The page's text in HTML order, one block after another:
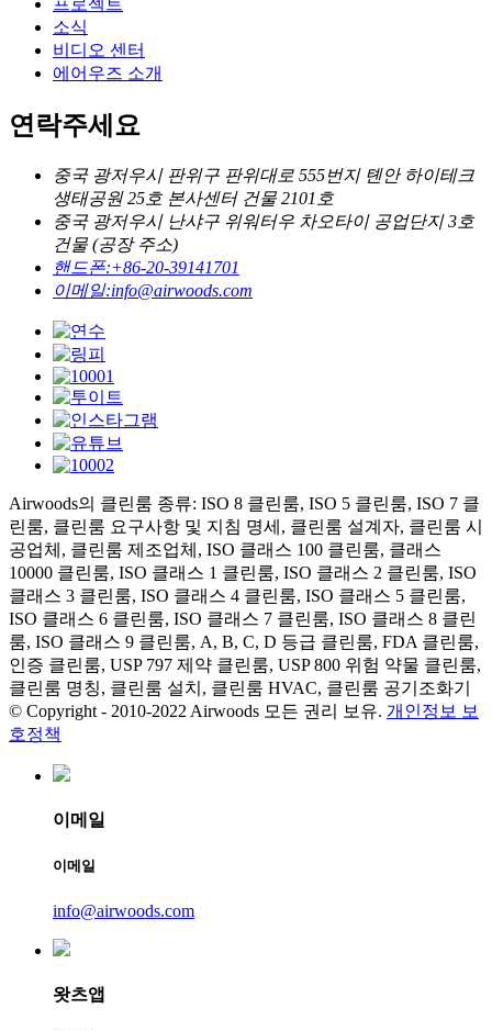
프로젝트
소식
비디오 센터
에어우즈 소개
연락주세요
중국 광저우시 판위구 판위대로 555번지 톈안 하이테크
생태공원 25호 본사센터 건물 2101호
중국 광저우시 난샤구 위워터우 차오타이 공업단지 3호
건물 (공장 주소)
핸드폰:+86-20-39141701
이메일:info@airwoods.com
Airwoods의 클린룸 종류: ISO 8 클린룸, ISO 5 클린룸, ISO 7 클
린룸, 클린룸 요구사항 및 지침 명세, 클린룸 설계자, 클린룸 시
공업체, 클린룸 제조업체, ISO 클래스 100 클린룸, 클래스
10000 클린룸, ISO 클래스 1 클린룸, ISO 클래스 2 클린룸, ISO
클래스 3 클린룸, ISO 클래스 4 클린룸, ISO 클래스 5 클린룸,
ISO 클래스 6 클린룸, ISO 클래스 7 클린룸, ISO 클래스 8 클린
룸, ISO 클래스 9 클린룸, A, B, C, D 등급 클린룸, FDA 클린룸,
인증 클린룸, USP 797 제약 클린룸, USP 800 위험 약물 클린룸,
클린룸 명칭, 클린룸 설치, 클린룸 HVAC, 클린룸 공기조화기
© Copyright - 2010-2022 Airwoods 모든 권리 보유. 개인정보 보
호정책
이메일
이메일
info@airwoods.com
왓츠앱